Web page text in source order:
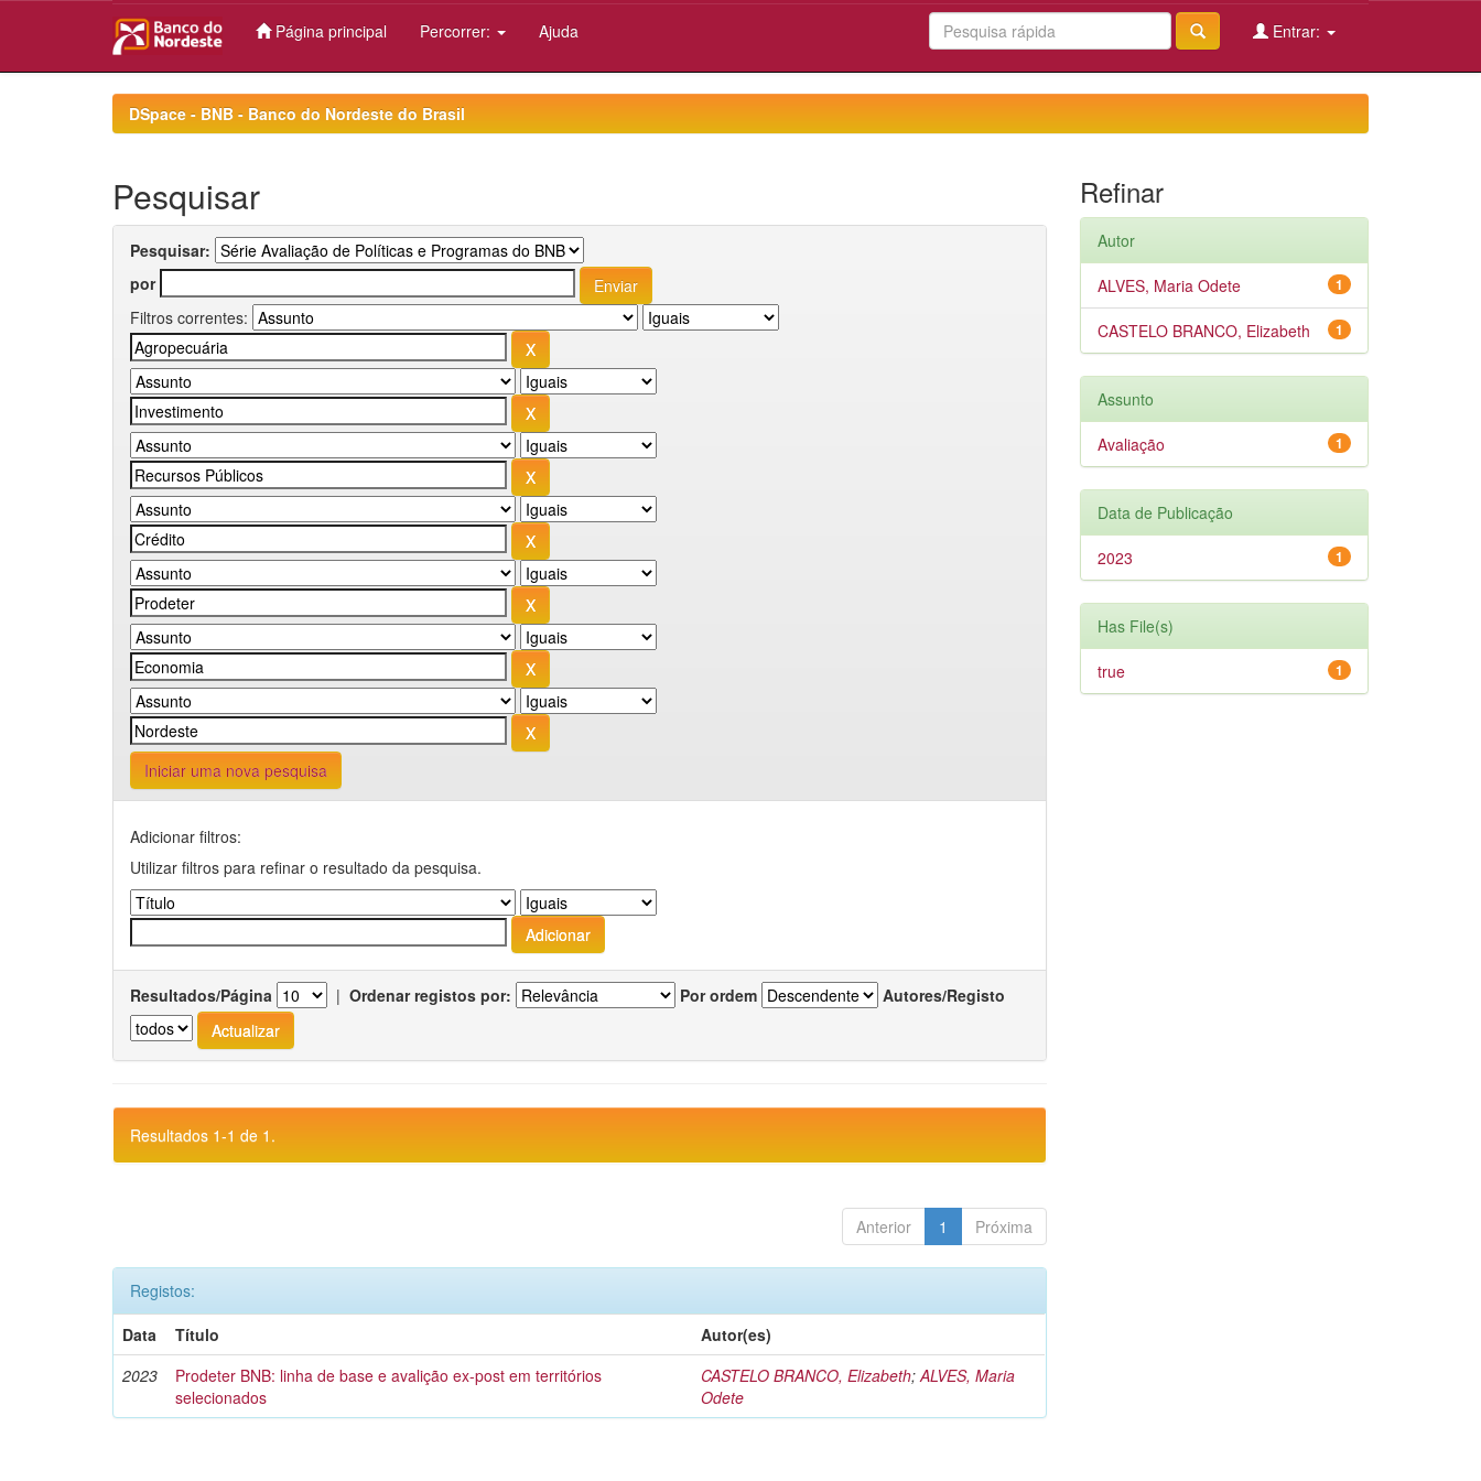
Página principal Percorrer: Ajuda Entrar:
DSpace - BNB - Banco do Nordeste do Brasil
Pesquisar
Pesquisar:
por
Filtros correntes:
Iniciar uma nova pesquisa
Adicionar filtros:
Utilizar filtros para refinar o resultado da pesquisa.
Resultados/Página | Ordenar registos por: Por ordem Autores/Registo
Resultados 1-1 de 1.
Anterior 1 Próxima
Registos:
Data
Título
Autor(es)
2023
Prodeter BNB: linha de base e avalição ex-post em territórios
selecionados
CASTELO BRANCO, Elizabeth;ALVES, Maria
Odete
Refinar
Autor
1
ALVES, Maria Odete
1
CASTELO BRANCO, Elizabeth
Assunto
1
Avaliação
Data de Publicação
1
2023
Has File(s)
1
true